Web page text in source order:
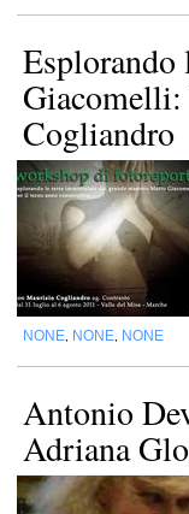
Cogliandro
NONE NONE NONE
Antonio
Adriana